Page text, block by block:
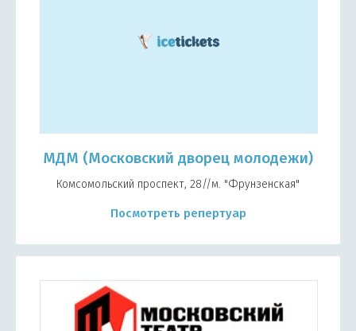
МДМ (Московский дворец молодежи)
Комсомольский проспект, 28//м. "Фрунзенская"
Посмотреть репертуар